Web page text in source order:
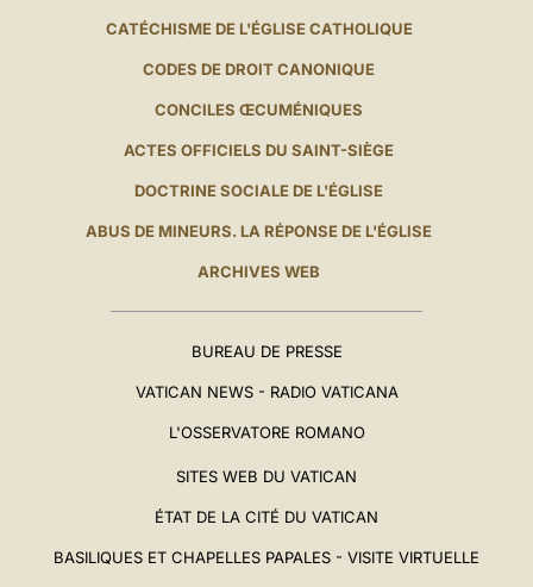
CATÉCHISME DE L'ÉGLISE CATHOLIQUE
CODES DE DROIT CANONIQUE
CONCILES ŒCUMÉNIQUES
ACTES OFFICIELS DU SAINT-SIÈGE
DOCTRINE SOCIALE DE L'ÉGLISE
ABUS DE MINEURS. LA RÉPONSE DE L'ÉGLISE
ARCHIVES WEB
BUREAU DE PRESSE
VATICAN NEWS - RADIO VATICANA
L'OSSERVATORE ROMANO
SITES WEB DU VATICAN
ÉTAT DE LA CITÉ DU VATICAN
BASILIQUES ET CHAPELLES PAPALES - VISITE VIRTUELLE